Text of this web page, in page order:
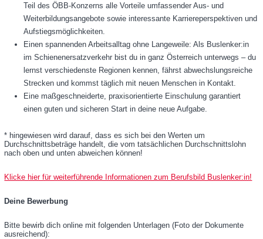
Teil des ÖBB-Konzerns alle Vorteile umfassender Aus- und
Weiterbildungsangebote sowie interessante Karriereperspektiven und
Aufstiegsmöglichkeiten.
Einen spannenden Arbeitsalltag ohne Langeweile: Als Buslenker:in
im Schienenersatzverkehr bist du in ganz Österreich unterwegs – du
lernst verschiedenste Regionen kennen, fährst abwechslungsreiche
Strecken und kommst täglich mit neuen Menschen in Kontakt.
Eine maßgeschneiderte, praxisorientierte Einschulung garantiert
einen guten und sicheren Start in deine neue Aufgabe.
* hingewiesen wird darauf, dass es sich bei den Werten um
Durchschnittsbeträge handelt, die vom tatsächlichen Durchschnittslohn
nach oben und unten abweichen können!
Klicke hier für weiterführende Informationen zum Berufsbild Buslenker:in!
Deine Bewerbung
Bitte bewirb dich online mit folgenden Unterlagen (Foto der Dokumente
ausreichend):